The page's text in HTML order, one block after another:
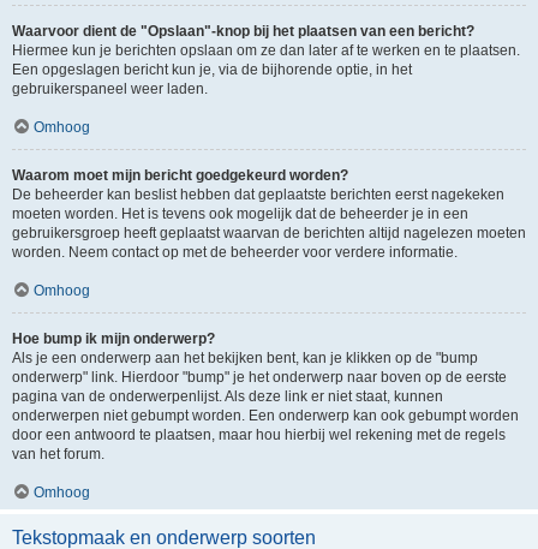
Waarvoor dient de "Opslaan"-knop bij het plaatsen van een bericht?
Hiermee kun je berichten opslaan om ze dan later af te werken en te plaatsen.
Een opgeslagen bericht kun je, via de bijhorende optie, in het
gebruikerspaneel weer laden.
Omhoog
Waarom moet mijn bericht goedgekeurd worden?
De beheerder kan beslist hebben dat geplaatste berichten eerst nagekeken
moeten worden. Het is tevens ook mogelijk dat de beheerder je in een
gebruikersgroep heeft geplaatst waarvan de berichten altijd nagelezen moeten
worden. Neem contact op met de beheerder voor verdere informatie.
Omhoog
Hoe bump ik mijn onderwerp?
Als je een onderwerp aan het bekijken bent, kan je klikken op de "bump
onderwerp" link. Hierdoor "bump" je het onderwerp naar boven op de eerste
pagina van de onderwerpenlijst. Als deze link er niet staat, kunnen
onderwerpen niet gebumpt worden. Een onderwerp kan ook gebumpt worden
door een antwoord te plaatsen, maar hou hierbij wel rekening met de regels
van het forum.
Omhoog
Tekstopmaak en onderwerp soorten